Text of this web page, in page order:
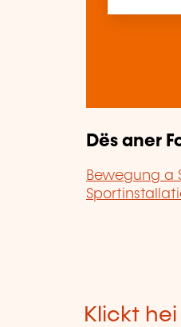
Dës aner
Bewegung a
Klickt